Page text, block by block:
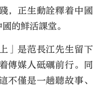
，正生動詮釋着中國
的鮮活課堂。
」是范長江先生留下
傳媒人砥礪前行。同
不僅是一趟聽故事、